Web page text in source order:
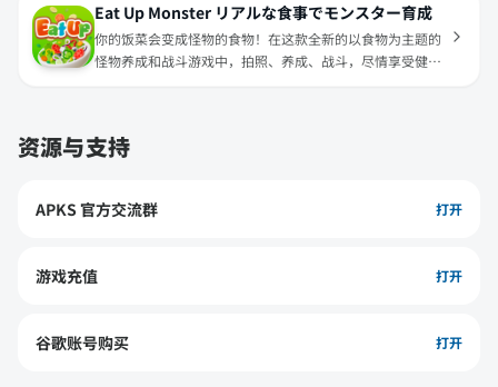
Eat Up Monster リアルな食事でモンスター育成
你的饭菜会变成怪物的食物！在这款全新的以食物为主题的
怪物养成和战斗游戏中，拍照、养成、战斗，尽情享受健康
资源与支持
APKS 官方交流群 打开
游戏充值 打开
谷歌账号购买 打开